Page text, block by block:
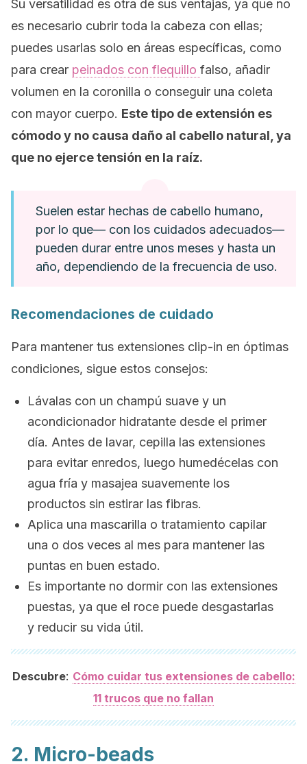
Su versatilidad es otra de sus ventajas, ya que no
es necesario cubrir toda la cabeza con ellas;
puedes usarlas solo en áreas específicas, como
para crear peinados con flequillo falso, añadir
volumen en la coronilla o conseguir una coleta
con mayor cuerpo. Este tipo de extensión es
cómodo y no causa daño al cabello natural, ya
que no ejerce tensión en la raíz.
Suelen estar hechas de cabello humano,
por lo que— con los cuidados adecuados—
pueden durar entre unos meses y hasta un
año, dependiendo de la frecuencia de uso.
Recomendaciones de cuidado
Para mantener tus extensiones clip-in en óptimas
condiciones, sigue estos consejos:
Lávalas con un champú suave y un
acondicionador hidratante desde el primer
día. Antes de lavar, cepilla las extensiones
para evitar enredos, luego humedécelas con
agua fría y masajea suavemente los
productos sin estirar las fibras.
Aplica una mascarilla o tratamiento capilar
una o dos veces al mes para mantener las
puntas en buen estado.
Es importante no dormir con las extensiones
puestas, ya que el roce puede desgastarlas
y reducir su vida útil.
Descubre: Cómo cuidar tus extensiones de cabello:
11 trucos que no fallan
2. Micro-beads